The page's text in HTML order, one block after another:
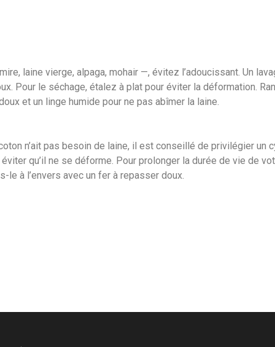
laine vierge, alpaga, mohair —, évitez l’adoucissant. Un
Pour le séchage, étalez à plat pour éviter la déformation.
et un linge humide pour ne pas abîmer la laine.
n’ait pas besoin de laine, il est conseillé de privilégier un
qu’il ne se déforme. Pour prolonger la durée de vie de
le à l’envers avec un fer à repasser doux.